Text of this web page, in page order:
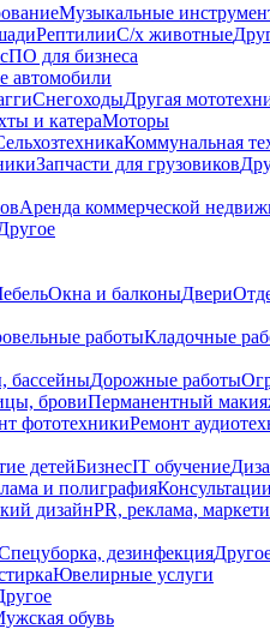
Музыкальные
РептилииС/х животные
ПО для бизнеса
автомобили
СнегоходыДругая
и катераМоторы
Коммунальная
Запчасти для грузовиков
Аренда коммерческой
Окна и балконыДвери
работыКладочные
бассейныДорожные работы
бровиПерманентный
фототехникиРемонт
детейБизнесIT обучение
и полиграфияКонсультации
дизайнPR, реклама,
дезинфекция
Ювелирные услуги
обувь